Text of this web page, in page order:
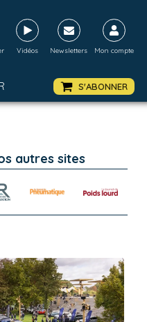
Vidéos Newsletters Mon compte
S'ABONNER
autres sites